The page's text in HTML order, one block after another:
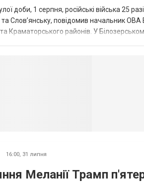
доби, 1 серпня, російські війська 25
Слов’янську, повідомив начальник
Краматорського районів. У
16:00, 31 липня
Меланії Трамп